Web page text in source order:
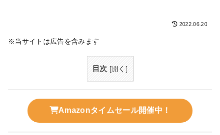
2022.06.20
※当サイトは広告を含みます
目次 [開く ]
Amazonタイムセール開催中！